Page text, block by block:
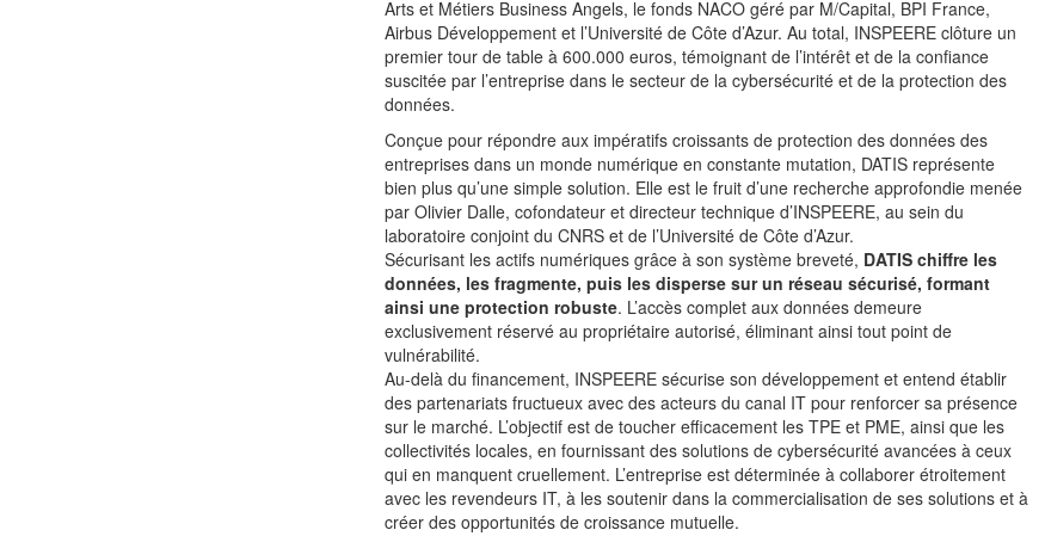
Arts et Métiers Business Angels, le fonds NACO géré par M/Capital, BPI France,
Airbus Développement et l’Université de Côte d’Azur. Au total, INSPEERE clôture un
premier tour de table à 600.000 euros, témoignant de l’intérêt et de la confiance
suscitée par l’entreprise dans le secteur de la cybersécurité et de la protection des
données.
Conçue pour répondre aux impératifs croissants de protection des données des
entreprises dans un monde numérique en constante mutation, DATIS représente
bien plus qu’une simple solution. Elle est le fruit d’une recherche approfondie menée
par Olivier Dalle, cofondateur et directeur technique d’INSPEERE, au sein du
laboratoire conjoint du CNRS et de l’Université de Côte d’Azur.
Sécurisant les actifs numériques grâce à son système breveté, DATIS chiffre les
données, les fragmente, puis les disperse sur un réseau sécurisé, formant
ainsi une protection robuste. L’accès complet aux données demeure
exclusivement réservé au propriétaire autorisé, éliminant ainsi tout point de
vulnérabilité.
Au-delà du financement, INSPEERE sécurise son développement et entend établir
des partenariats fructueux avec des acteurs du canal IT pour renforcer sa présence
sur le marché. L’objectif est de toucher efficacement les TPE et PME, ainsi que les
collectivités locales, en fournissant des solutions de cybersécurité avancées à ceux
qui en manquent cruellement. L’entreprise est déterminée à collaborer étroitement
avec les revendeurs IT, à les soutenir dans la commercialisation de ses solutions et à
créer des opportunités de croissance mutuelle.